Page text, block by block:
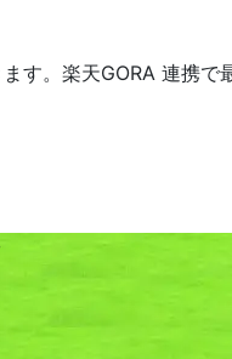
す。楽天GORA 連携